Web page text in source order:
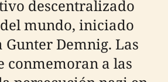
descentralizado
mundo, iniciado
Demnig. Las
conmemoran a las